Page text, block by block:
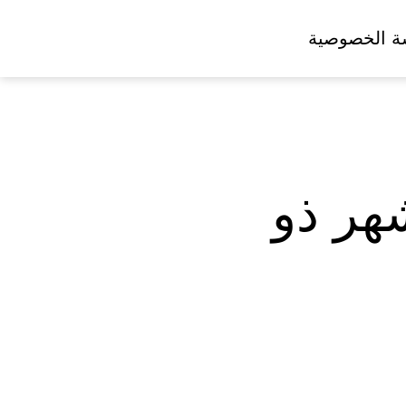
الخصوصية
ذو